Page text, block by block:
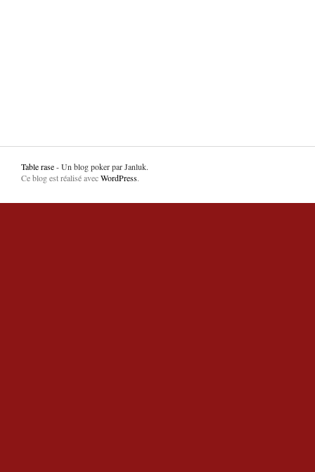
Table rase- Un blog poker par Janluk.
Ce blog est réalisé avecWordPress.